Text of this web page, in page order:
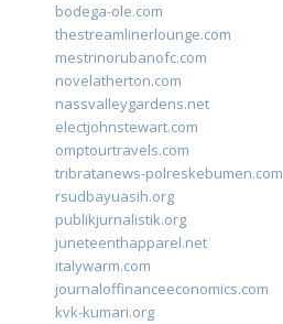
bodega-ole.com
thestreamlinerlounge.com
mestrinorubanofc.com
novelatherton.com
nassvalleygardens.net
electjohnstewart.com
omptourtravels.com
tribratanews-polreskebumen.com
rsudbayuasih.org
publikjurnalistik.org
juneteenthapparel.net
italywarm.com
journaloffinanceeconomics.com
kvk-kumari.org